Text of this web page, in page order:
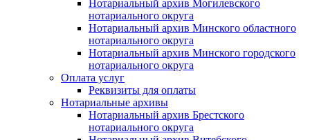
Нотариальный архив Могилевского
нотариального округа
Нотариальный архив Минского областного
нотариального округа
Нотариальный архив Минского городского
нотариального округа
Оплата услуг
Реквизиты для оплаты
Нотариальные архивы
Нотариальный архив Брестского
нотариального округа